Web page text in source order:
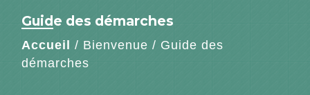
Guide des démarches
Accueil / Bienvenue / Guide des
démarches